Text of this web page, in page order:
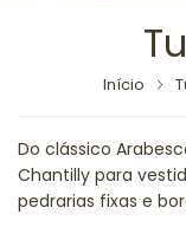
Início
Do clássico
Chantilly para
pedrarias fixas e